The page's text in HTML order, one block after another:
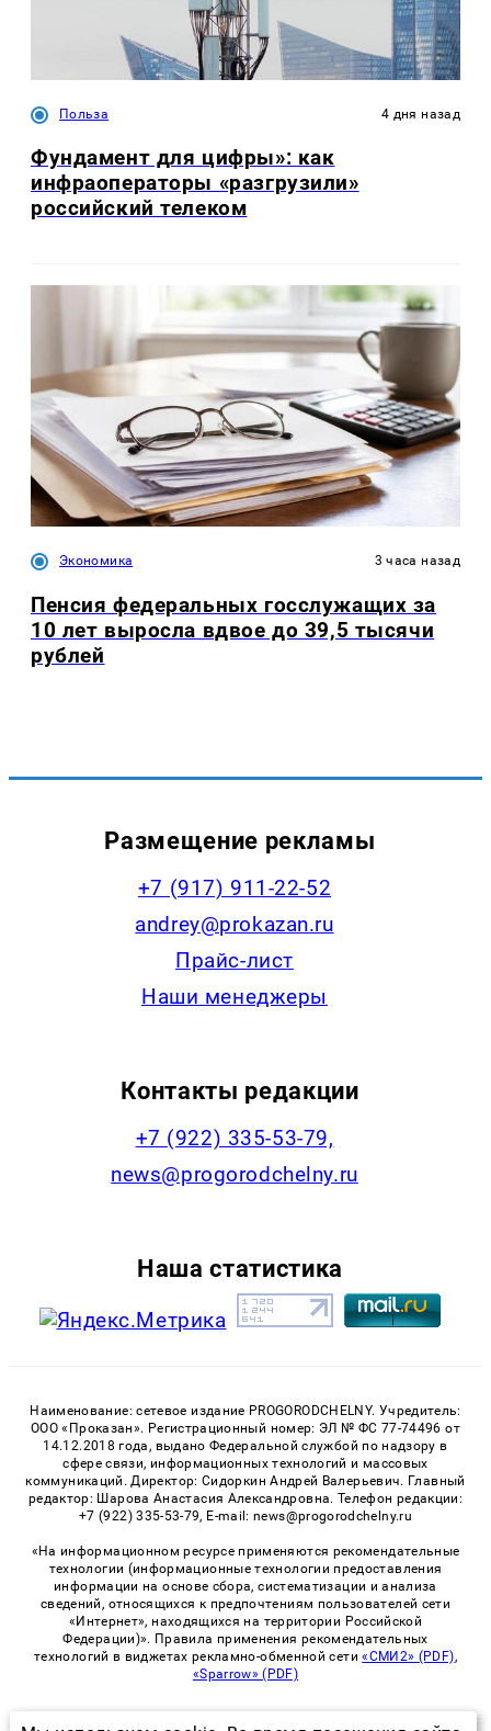
Польза 4 дня назад
Фундамент для цифры»: как
инфраоператоры «разгрузили»
российский телеком
Экономика 3 часа назад
Пенсия федеральных госслужащих за
10 лет выросла вдвое до 39,5 тысячи
рублей
Размещение рекламы
+7 (917) 911-22-52
andrey@prokazan.ru
Прайс-лист
Наши менеджеры
Контакты редакции
+7 (922) 335-53-79,
news@progorodchelny.ru
Наша статистика
Наименование: сетевое издание PROGORODCHELNY. Учредитель:
ООО «Проказан». Регистрационный номер: ЭЛ № ФС 77-74496 от
14.12.2018 года, выдано Федеральной службой по надзору в
сфере связи, информационных технологий и массовых
коммуникаций. Директор: Сидоркин Андрей Валерьевич. Главный
редактор: Шарова Анастасия Александровна. Телефон редакции:
+7 (922) 335-53-79, E-mail: news@progorodchelny.ru
«На информационном ресурсе применяются рекомендательные
технологии (информационные технологии предоставления
информации на основе сбора, систематизации и анализа
сведений, относящихся к предпочтениям пользователей сети
«Интернет», находящихся на территории Российской
Федерации)». Правила применения рекомендательных
технологий в виджетах рекламно-обменной сети«СМИ2» (PDF),
«Sparrow» (PDF)